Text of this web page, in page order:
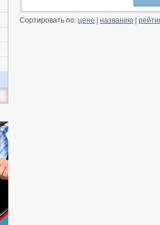
Сортировать по: цене названию